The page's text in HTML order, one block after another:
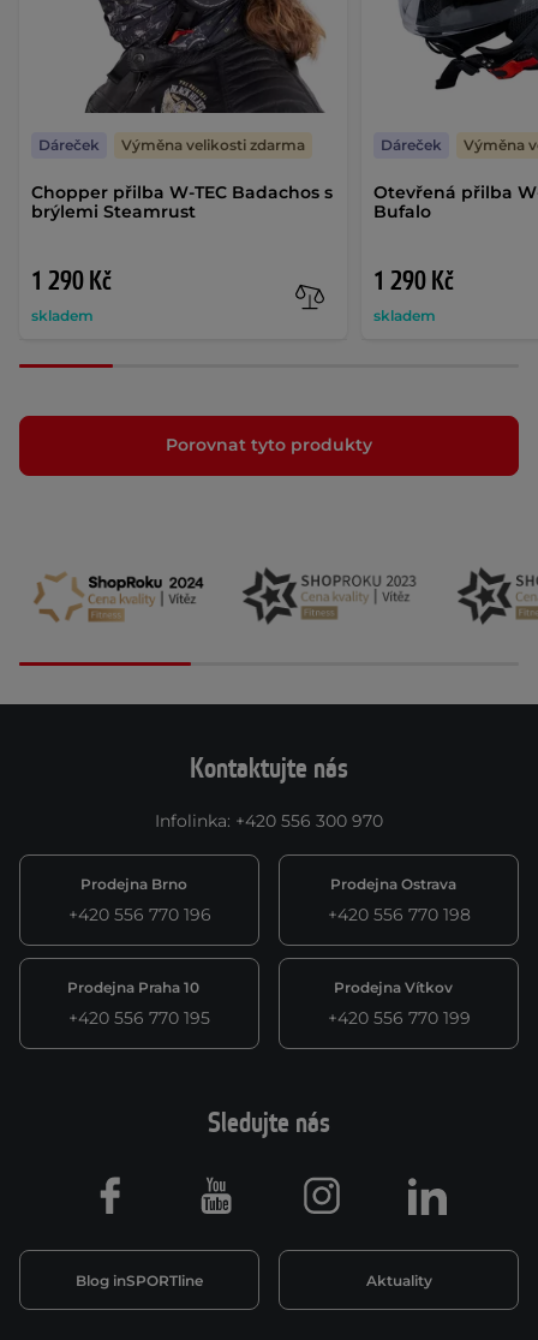
Chopper přilba W-TEC Badachos s
brýlemi Steamrust
1 290 Kč
skladem
Dáreček Výměna velikosti zdarma
Otevřená přilba
Bufalo
1 290 Kč
skladem
Dáreček Výměna
Porovnat tyto produkty
Kontaktujte nás
Infolinka: +420 556 300 970
Prodejna Brno
+420 556 770 196
Prodejna Ostrava
+420 556 770 198
Prodejna Praha 10
+420 556 770 195
Prodejna Vítkov
+420 556 770 199
Sledujte nás
Blog inSPORTline Aktuality
Facebook Youtube Instagram LinkedIn